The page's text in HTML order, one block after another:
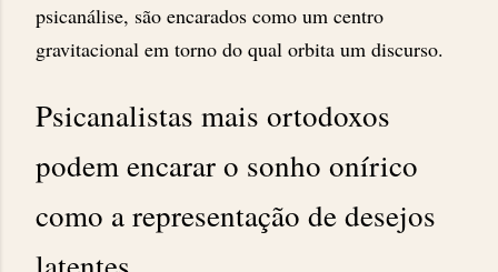
psicanálise, são encarados como um centro
gravitacional em torno do qual orbita um discurso.
Psicanalistas mais ortodoxos
podem encarar o sonho onírico
como a representação de desejos